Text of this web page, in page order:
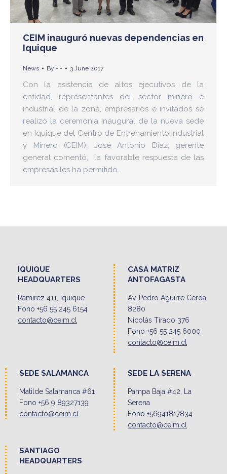
CEIM inauguró nuevas dependencias en
Iquique
News By - - 3 June 2017
Con la asistencia de altos ejecutivos de la
entidad, representantes del sector minero e
industrial de la zona, empresarios e invitados se
realizó la ceremonia inaugural de la nueva sede
en Iquique del Centro de Entrenamiento Industrial
y Minero (CEIM). José Antonio Díaz, gerente
general comentó, la favorable respuesta de las
empresas les ha permitido…
IQUIQUE
HEADQUARTERS
Ramirez 411, Iquique
Fono +56 55 245 6154
contacto@ceim.cl
CASA MATRIZ
ANTOFAGASTA
Av. Pedro Aguirre Cerda
8280
Nicolás Tirado 376
Fono +56 55 245 6000
contacto@ceim.cl
SEDE SALAMANCA
Matilde Salamanca #61
Fono +56 9 89327139
contacto@ceim.cl
SEDE LA SERENA
Pampa Baja #42, La
Serena
Fono +56941817834
contacto@ceim.cl
SANTIAGO
HEADQUARTERS